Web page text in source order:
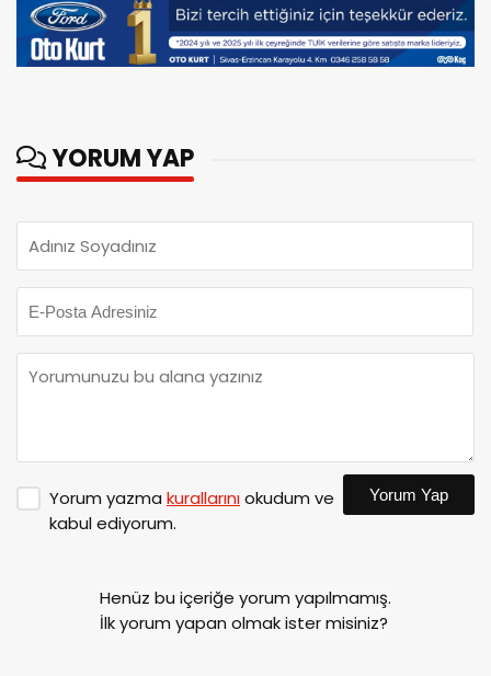
YORUM YAP
Yorum yazma kurallarınıokudum ve
kabul ediyorum.
Yorum Yap
Henüz bu içeriğe yorum yapılmamış.
İlk yorum yapan olmak ister misiniz?